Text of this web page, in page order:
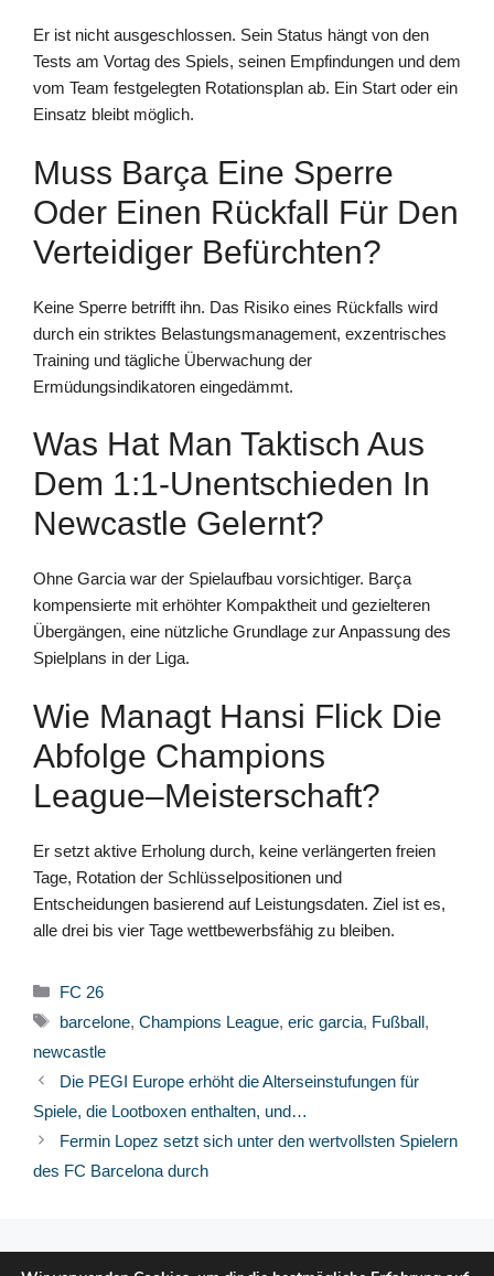
Er ist nicht ausgeschlossen. Sein Status hängt von den
Tests am Vortag des Spiels, seinen Empfindungen und dem
vom Team festgelegten Rotationsplan ab. Ein Start oder ein
Einsatz bleibt möglich.
Muss Barça Eine Sperre
Oder Einen Rückfall Für Den
Verteidiger Befürchten?
Keine Sperre betrifft ihn. Das Risiko eines Rückfalls wird
durch ein striktes Belastungsmanagement, exzentrisches
Training und tägliche Überwachung der
Ermüdungsindikatoren eingedämmt.
Was Hat Man Taktisch Aus
Dem 1:1-Unentschieden In
Newcastle Gelernt?
Ohne Garcia war der Spielaufbau vorsichtiger. Barça
kompensierte mit erhöhter Kompaktheit und gezielteren
Übergängen, eine nützliche Grundlage zur Anpassung des
Spielplans in der Liga.
Wie Managt Hansi Flick Die
Abfolge Champions
League–Meisterschaft?
Er setzt aktive Erholung durch, keine verlängerten freien
Tage, Rotation der Schlüsselpositionen und
Entscheidungen basierend auf Leistungsdaten. Ziel ist es,
alle drei bis vier Tage wettbewerbsfähig zu bleiben.
Kategorien
FC 26
Schlagwörter
barcelone, Champions League, eric garcia, Fußball,
newcastle
Die PEGI Europe erhöht die Alterseinstufungen für
Spiele, die Lootboxen enthalten, und…
Fermin Lopez setzt sich unter den wertvollsten Spielern
des FC Barcelona durch
© 2026 FPFRANCE.COM